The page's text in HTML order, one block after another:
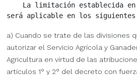
La limitación establecida
a) Cuando se trate de las divisiones
autorizar el Servicio Agrícola y
Agricultura en virtud de las
artículos 1° y 2° del decreto con